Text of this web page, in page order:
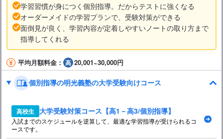
学習習慣が身につく個別指導。だからテストに強くなる
オーダーメイドの学習プランで、受験対策ができる
面倒見が良く、学習内容が定着しやすいノートの取り方まで
指導してくれる
平均月額料金： 20,001~30,000円
個別指導の明光義塾の大学受験向けコース
高校生 大学受験対策コース【高1－高3/個別指導】
入試までのスケジュールを逆算して、最適な学習指導が受けられるコ
ースです。